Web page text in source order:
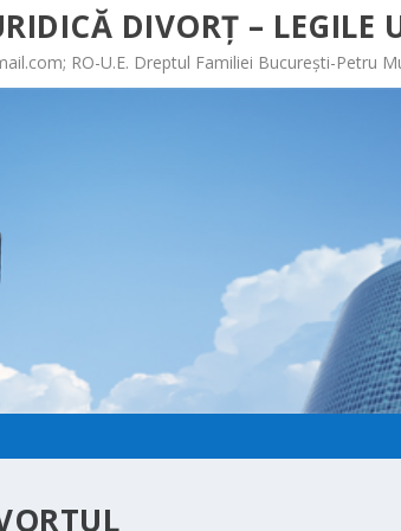
DIVORȚ – LEGILE
; RO-U.E. Dreptul Familiei București-Petru